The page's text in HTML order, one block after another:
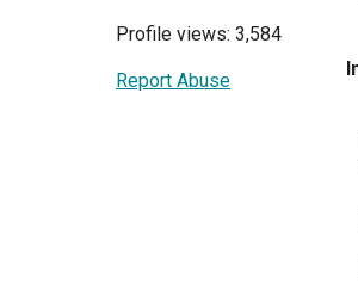
Profile views: 3,584
Report Abuse